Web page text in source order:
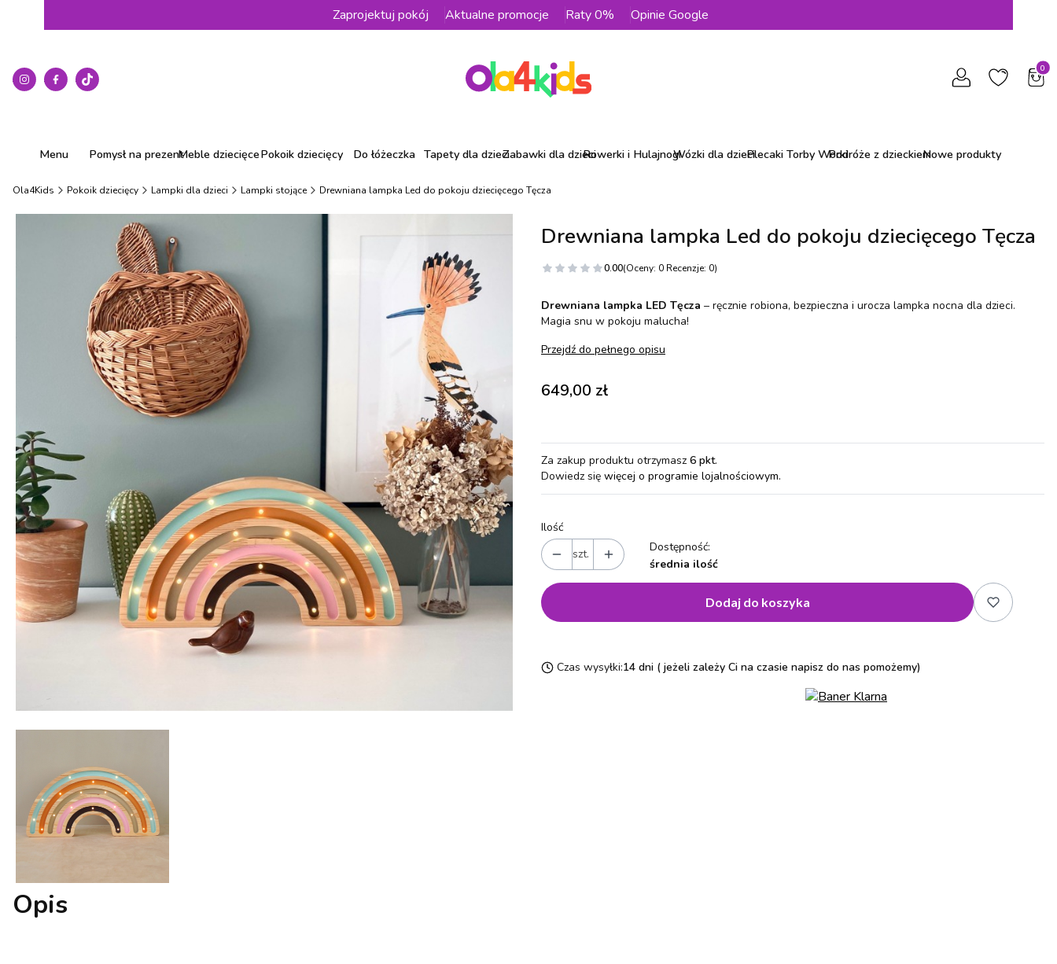
Zaprojektuj pokój Aktualne promocje Raty 0% Opinie Google
Menu Pomysł na prezentMeble dziecięcePokoik dziecięcy Do łóżeczka Tapety dla dzieciZabawki dla dzieciRowerki i HulajnogiWózki dla dzieciPlecaki Torby WorkiPodróże z dzieckiemNowe produkty
Ola4Kids Pokoik dziecięcy Lampki dla dzieci Lampki stojące Drewniana lampka Led do pokoju dziecięcego Tęcza
Drewniana lampka Led do pokoju dziecięcego Tęcza
0.00(Oceny: 0 Recenzje: 0)
Drewniana lampka LED Tęcza – ręcznie robiona, bezpieczna i urocza lampka nocna dla dzieci.
Magia snu w pokoju malucha!
Przejdź do pełnego opisu
Cena
649,00 zł
Za zakup produktu otrzymasz 6 pkt.
Dowiedz się więcej o programie lojalnościowym.
Ilość
szt.
Dostępność:
średnia ilość
Dodaj do koszyka
Czas wysyłki:14 dni ( jeżeli zależy Ci na czasie napisz do nas pomożemy)
Opis